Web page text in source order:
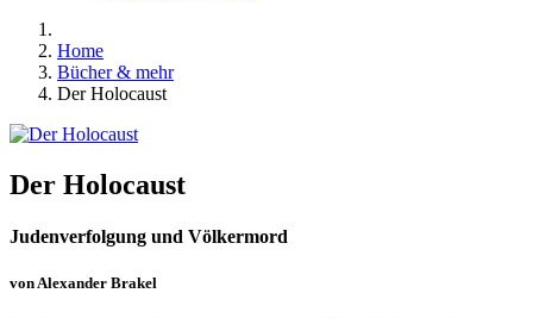
Home
Bücher & mehr
Der Holocaust
Der Holocaust
Judenverfolgung und Völkermord
von Alexander Brakel